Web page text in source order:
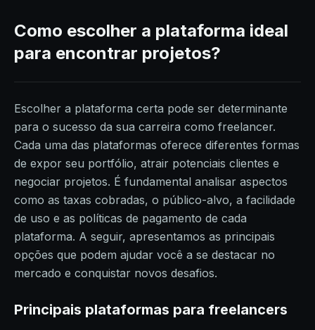
Como escolher a plataforma ideal
para encontrar projetos?
Escolher a plataforma certa pode ser determinante
para o sucesso da sua carreira como freelancer.
Cada uma das plataformas oferece diferentes formas
de expor seu portfólio, atrair potenciais clientes e
negociar projetos. É fundamental analisar aspectos
como as taxas cobradas, o público-alvo, a facilidade
de uso e as políticas de pagamento de cada
plataforma. A seguir, apresentamos as principais
opções que podem ajudar você a se destacar no
mercado e conquistar novos desafios.
Principais plataformas para freelancers